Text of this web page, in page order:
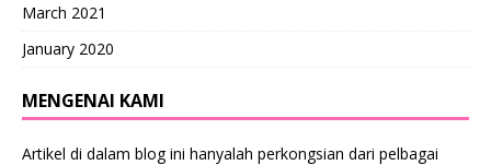
March 2021
January 2020
MENGENAI KAMI
Artikel di dalam blog ini hanyalah perkongsian dari pelbagai